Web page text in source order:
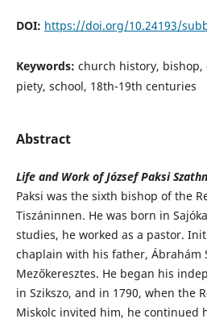
DOI: https://doi.org/10.24193/
Keywords: church history,
piety, school, 18th-19th centuries
Abstract
Life and Work of József Paksi
Paksi was the sixth bishop of the
Tiszáninnen. He was born in
studies, he worked as a pastor.
chaplain with his father, Ábrahám
Mezőkeresztes. He began his
in Szikszo, and in 1790, when the
Miskolc invited him, he continued